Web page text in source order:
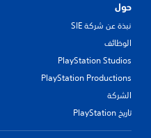
حول
نبذة عن شركة SIE
الوظائف
PlayStation Studios
PlayStation Productions
الشركة
تاريخ PlayStation